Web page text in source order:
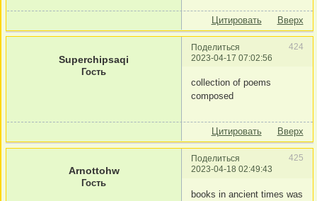
Цитировать Вверх
Поделиться
424
2023-04-17 07:02:56
Superchipsaqi
Гость
collection of poems
composed
Цитировать Вверх
Поделиться
425
2023-04-18 02:49:43
Arnottohw
Гость
books in ancient times was